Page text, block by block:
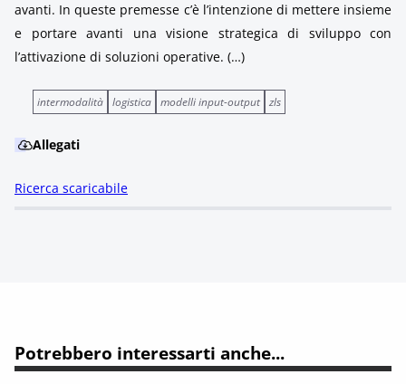
avanti. In queste premesse c’è l’intenzione di mettere insieme
e portare avanti una visione strategica di sviluppo con
l’attivazione di soluzioni operative. (…)
intermodalità logistica modelli input-output zls
Allegati
Ricerca scaricabile
Potrebbero interessarti anche...